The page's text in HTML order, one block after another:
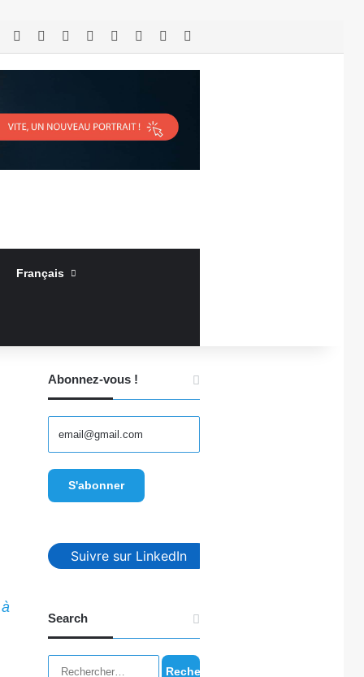
RSS Facebook LinkedinYouTubeConnexionArticle Aléatoire
Français
Abonnez-vous !
Suivre sur LinkedIn
Search
Rechercher :